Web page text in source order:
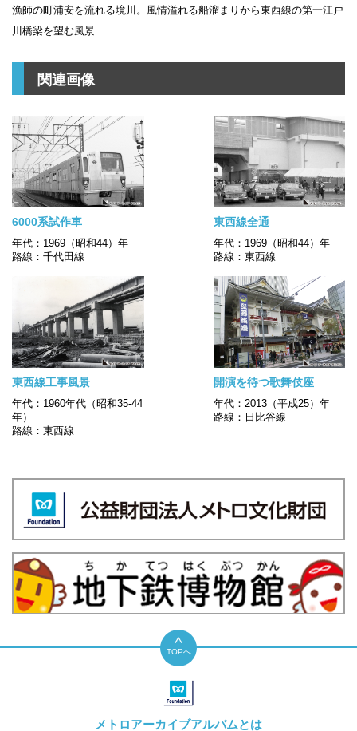
漁師の町浦安を流れる境川。風情溢れる船溜まりから東西線の第一江戸
川橋梁を望む風景
関連画像
6000系試作車
年代：1969（昭和44）年
路線：千代田線
東西線全通
年代：1969（昭和44）年
路線：東西線
東西線工事風景
年代：1960年代（昭和35-44
年）
路線：東西線
開演を待つ歌舞伎座
年代：2013（平成25）年
路線：日比谷線
TOPへ
メトロアーカイブアルバムとは